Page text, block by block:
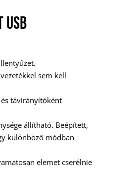
sem kell
távirányítóként
állítható. Beépített,
különböző módban
elemet cserélnie